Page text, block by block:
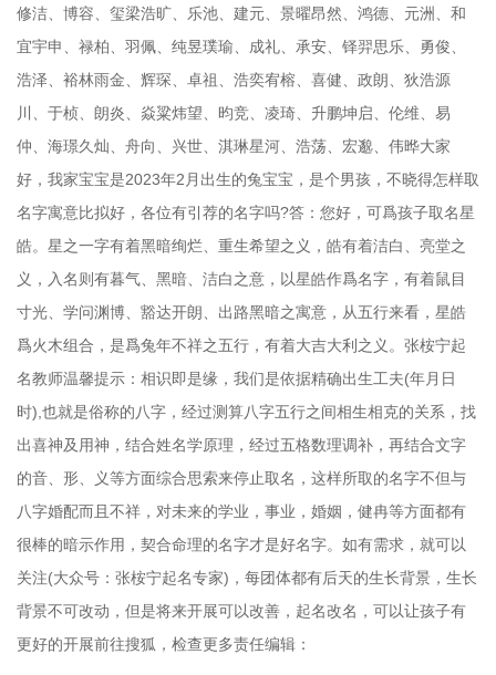
修洁、博容、玺梁浩旷、乐池、建元、景曜昂然、鸿德、元洲、和
宜宇申、禄柏、羽佩、纯昱璞瑜、成礼、承安、铎羿思乐、勇俊、
浩泽、裕林雨金、辉琛、卓祖、浩奕宥榕、喜健、政朗、狄浩源
川、于桢、朗炎、焱粱炜望、昀竞、凌琦、升鹏坤启、伦维、易
仲、海璟久灿、舟向、兴世、淇琳星河、浩荡、宏邈、伟晔大家
好，我家宝宝是2023年2月出生的兔宝宝，是个男孩，不晓得怎样取
名字寓意比拟好，各位有引荐的名字吗?答：您好，可爲孩子取名星
皓。星之一字有着黑暗绚烂、重生希望之义，皓有着洁白、亮堂之
义，入名则有暮气、黑暗、洁白之意，以星皓作爲名字，有着鼠目
寸光、学问渊博、豁达开朗、出路黑暗之寓意，从五行来看，星皓
爲火木组合，是爲兔年不祥之五行，有着大吉大利之义。张桉宁起
名教师温馨提示：相识即是缘，我们是依据精确出生工夫(年月日
时),也就是俗称的八字，经过测算八字五行之间相生相克的关系，找
出喜神及用神，结合姓名学原理，经过五格数理调补，再结合文字
的音、形、义等方面综合思索来停止取名，这样所取的名字不但与
八字婚配而且不祥，对未来的学业，事业，婚姻，健冉等方面都有
很棒的暗示作用，契合命理的名字才是好名字。如有需求，就可以
关注(大众号：张桉宁起名专家)，每团体都有后天的生长背景，生长
背景不可改动，但是将来开展可以改善，起名改名，可以让孩子有
更好的开展前往搜狐，检查更多责任编辑：